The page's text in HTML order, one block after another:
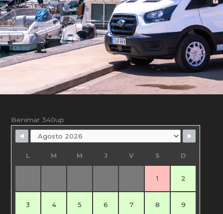
Benimar 340up
L M M J V S D
1 2
3 4 5 6 7 8 9